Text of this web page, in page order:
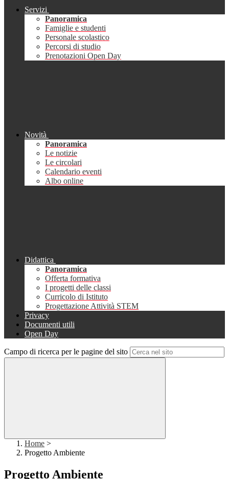
Servizi
Panoramica
Famiglie e studenti
Personale scolastico
Percorsi di studio
Prenotazioni Open Day
Novità
Panoramica
Le notizie
Le circolari
Calendario eventi
Albo online
Didattica
Panoramica
Offerta formativa
I progetti delle classi
Curricolo di Istituto
Progettazione Attività STEM
Privacy
Documenti utili
Open Day
Campo di ricerca per le pagine del sito
Home >
Progetto Ambiente
Progetto Ambiente